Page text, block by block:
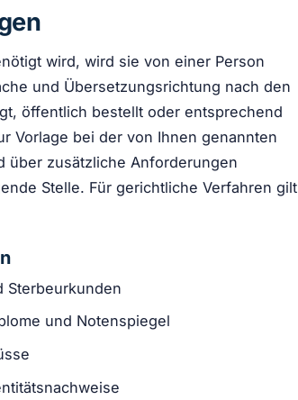
wird, wird sie von einer Person
und Übersetzungsrichtung nach den
öffentlich bestellt oder entsprechend
Vorlage bei der von Ihnen genannten
über zusätzliche Anforderungen
Stelle. Für gerichtliche Verfahren gilt
Sterbeurkunden
und Notenspiegel